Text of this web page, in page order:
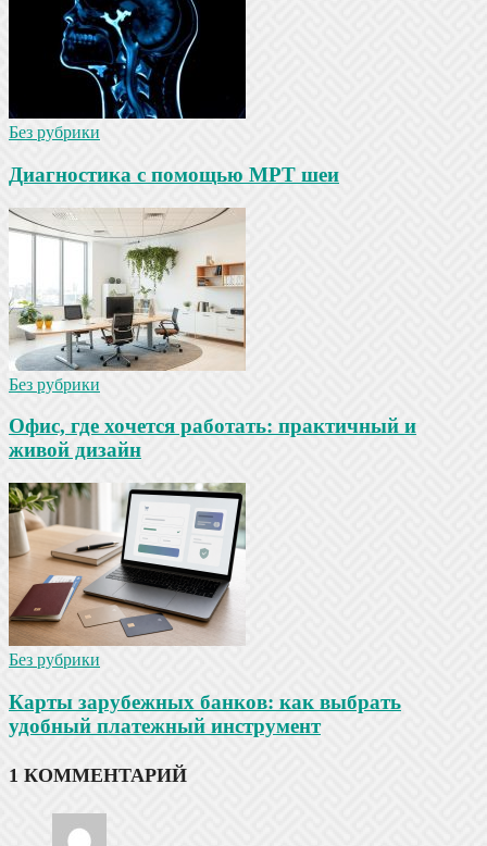
Без рубрики
Диагностика с помощью МРТ шеи
Без рубрики
Офис, где хочется работать: практичный и
живой дизайн
Без рубрики
Карты зарубежных банков: как выбрать
удобный платежный инструмент
1 КОММЕНТАРИЙ